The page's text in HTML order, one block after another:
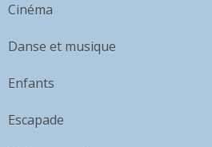
Cinéma
Danse et musique
Enfants
Escapade